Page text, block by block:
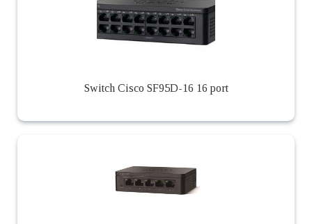
Switch Cisco SF95D-16 16 port